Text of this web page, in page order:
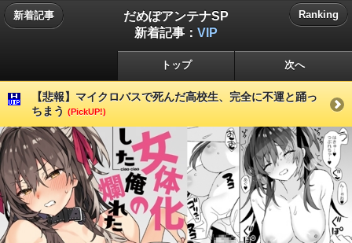
新着記事
だめぽアンテナSP
新着記事： VIP
Ranking
トップ 次へ
【悲報】マイクロバスで死んだ高校生、完全に不運と踊っ
ちまう (PickUP!)